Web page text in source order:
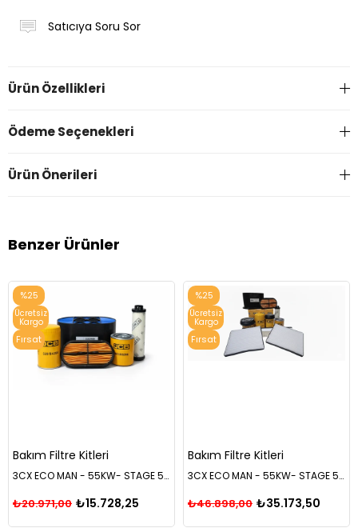
Satıcıya Soru Sor
Ürün Özellikleri
Ödeme Seçenekleri
Ürün Önerileri
Benzer Ürünler
Bakım Filtre Kitleri
3CX ECO MAN - 55KW- STAGE 5- 500 SAAT FİLTRE BAKIM KİTİ
₺15.728,25
₺20.971,00
%25
Ücretsiz
Kargo
Fırsat
Ürünü
Bakım Filtre Kitleri
3CX ECO MAN - 55KW- STAGE 5- 1000 SAAT FİLTRE BAKIM KİTİ
₺35.173,50
₺46.898,00
%25
Ücretsiz
Kargo
Fırsat